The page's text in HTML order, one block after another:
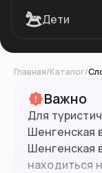
Дети
Главная/Каталог/
Важно
Для
Шенгенская
Шенгенская
находиться